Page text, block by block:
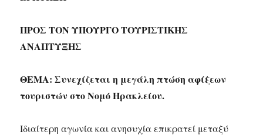
ΠΡΟΣ ΤΟΝ ΥΠΟΥΡΓΟ ΤΟΥΡΙΣΤΙΚΗΣ
ΑΝΑΠΤΥΞΗΣ
ΘΕΜΑ: Συνεχίζεται η μεγάλη πτώση αφίξεων
τουριστών στο Νομό Ηρακλείου.
Ιδιαίτερη αγωνία και ανησυχία επικρατεί μεταξύ